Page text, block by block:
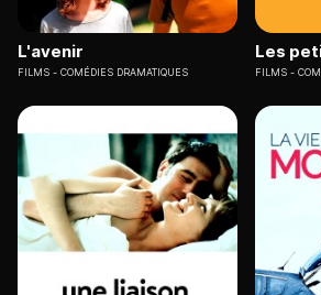
L'avenir
FILMS COMÉDIES DRAMATIQUES
Les
FILMS